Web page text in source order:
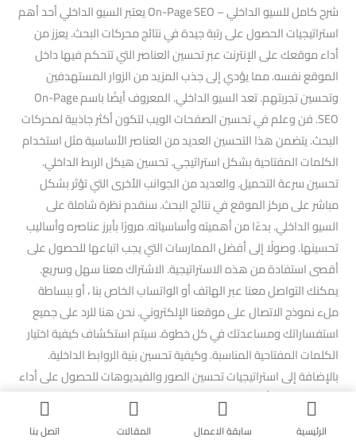
شرح كامل للسيو الداخلي – On-Page SEO يعتبر السيو الداخلي أحد أهم
استراتيجيات الحصول على رتبة جيدة في نتائج محركات البحث. يعزز من
أداء موقعك على الإنترنت عبر تحسين العناصر التي تتحكم فيها داخل
الموقع نفسه. مما يؤدي إلى جذب المزيد من الزوار المستهدفين
وتحسين تجربتهم. تعد السيو الداخلي. المعروف أيضًا باسم On-Page
SEO. فن وعلم في تحسين الصفحات الويب لتكون أكثر جاذبية لمحركات
البحث. يتضمن هذا التحسين العديد من العناصر الأساسية مثل استخدام
الكلمات المفتاحية بشكل استراتيجي. تحسين هيكل الربط الداخلي.
تحسين سرعة التحميل. والعديد من الجوانب الأخرى التي تؤثر بشكل
مباشر على مركز الموقع في نتائج البحث. سنقدم نظرة شاملة على
السيو الداخلي. بدءًا من أهميته وأساسياته. مرورًا بأبرز عناصره وأساليب
تحسينها. وصولًا إلى أفضل الممارسات التي يجب اتباعها للحصول على
أقصى استفادة من هذه الاستراتيجية. الاشتراك معنا سهل وسريع.
يمكنك التواصل معنا عبر الهاتف أو الواتساب الخاص بنا ، أو ببساطة
ملء نموذج الاتصال على موقعنا الإلكتروني. نحن هنا للرد على جميع
استفساراتك ومساعدتك في كل خطوة. سيتم استكشاف كيفية اختيار
الكلمات المفتاحية المناسبة. وكيفية تحسين بنية الروابط الداخلية.
بالإضافة إلى استراتيجيات تحسين الصور والفيديوهات للحصول على أداء
متميز. سنتناول أيضًا كيفية إعداد عناوين الصفحات والوصف الميتا
بشكل فعال. بالإضافة إلى أدوات وتقنيات لقياس ومراقبة أداء السيو.
ستكتسب فهمًا واضحًا لكيفية تطبيق استراتيجيات السيو الداخلي
الرئيسية سابقة الاعمال المقالات اتصل بنا